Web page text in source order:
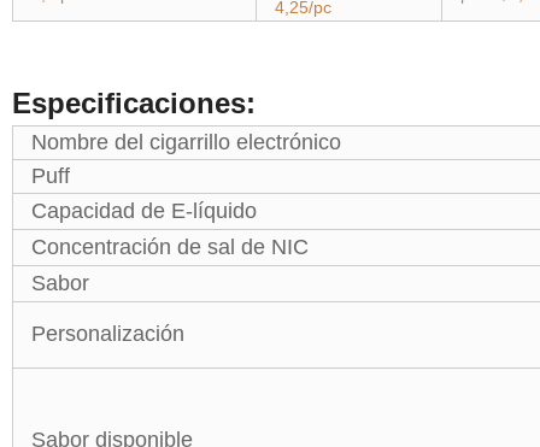
4,25/pc
Especificaciones:
Nombre del cigarrillo electrónico
Puff
Capacidad de E-líquido
Concentración de sal de NIC
Sabor
Personalización
Sabor disponible